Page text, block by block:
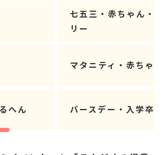
七五三・赤ちゃん・
リー
マタニティ・赤ちゃん
へん バースデー・入学卒業